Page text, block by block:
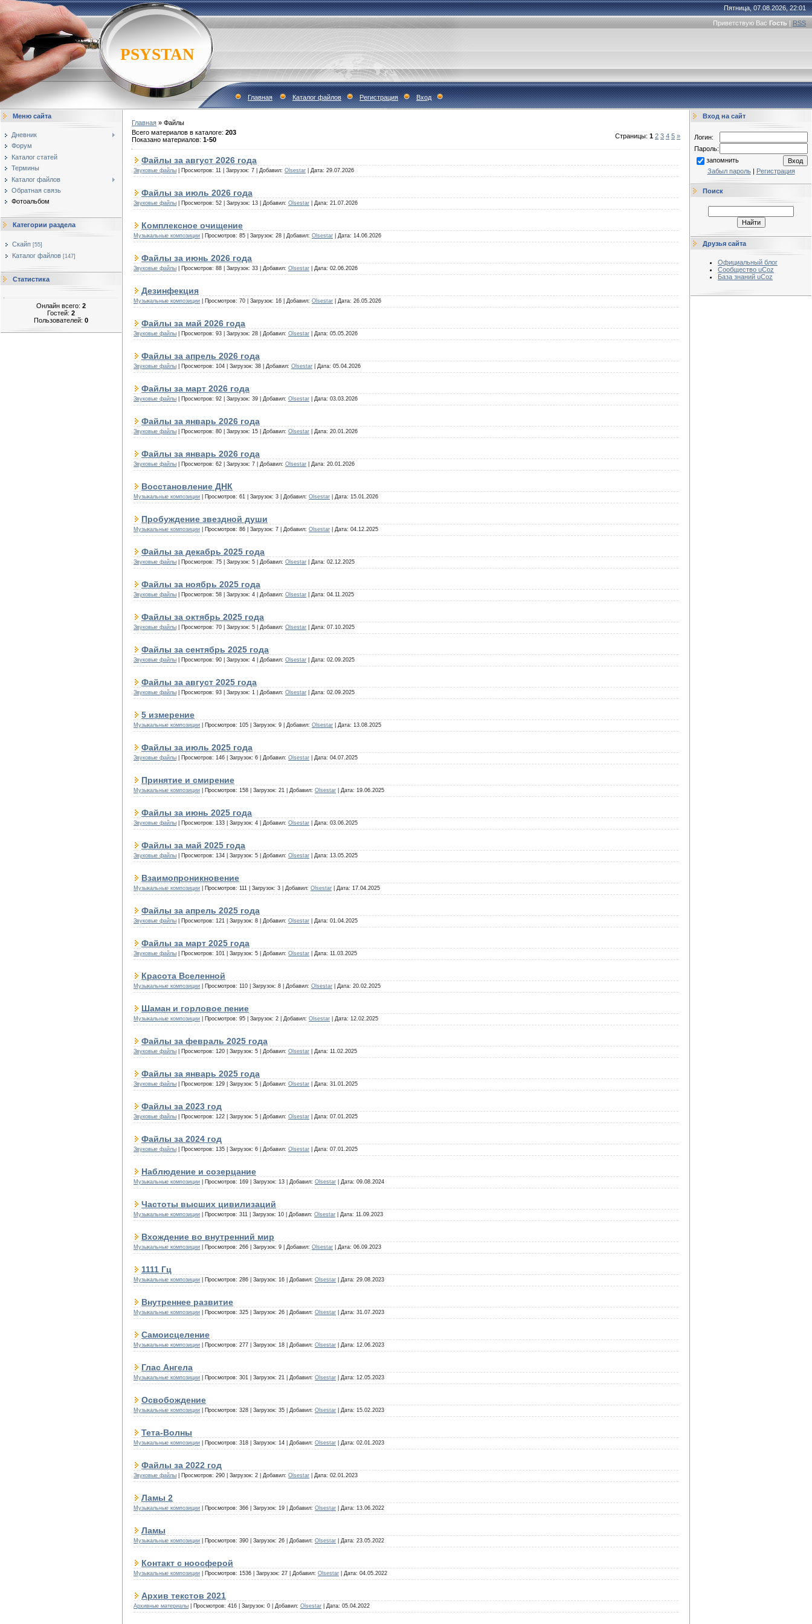
PSYSTAN
Пятница, 07.08.2026, 22:01
Приветствую Вас Гость | RSS
Главная Каталог файлов Регистрация Вход
Меню сайта
Дневник
Форум
Каталог статей
Термины
Каталог файлов
Обратная связь
Фотоальбом
Категории раздела
Скайп [55]
Каталог файлов [147]
Статистика
Онлайн всего: 2
Гостей: 2
Пользователей: 0
Главная » Файлы
Всего материалов в каталоге: 203
Показано материалов: 1-50 Страницы: 1 2 3 4 5 »
Файлы за август 2026 года
Звуковые файлы Просмотров: 11 Загрузок: 7 Добавил: Olsestar Дата: 29.07.2026
Файлы за июль 2026 года
Звуковые файлы Просмотров: 52 Загрузок: 13 Добавил: Olsestar Дата: 21.07.2026
Комплексное очищение
Музыкальные композиции Просмотров: 85 Загрузок: 28 Добавил: Olsestar Дата: 14.06.2026
Файлы за июнь 2026 года
Звуковые файлы Просмотров: 88 Загрузок: 33 Добавил: Olsestar Дата: 02.06.2026
Дезинфекция
Музыкальные композиции Просмотров: 70 Загрузок: 16 Добавил: Olsestar Дата: 26.05.2026
Файлы за май 2026 года
Звуковые файлы Просмотров: 93 Загрузок: 28 Добавил: Olsestar Дата: 05.05.2026
Файлы за апрель 2026 года
Звуковые файлы Просмотров: 104 Загрузок: 38 Добавил: Olsestar Дата: 05.04.2026
Файлы за март 2026 года
Звуковые файлы Просмотров: 92 Загрузок: 39 Добавил: Olsestar Дата: 03.03.2026
Файлы за январь 2026 года
Звуковые файлы Просмотров: 80 Загрузок: 15 Добавил: Olsestar Дата: 20.01.2026
Файлы за январь 2026 года
Звуковые файлы Просмотров: 62 Загрузок: 7 Добавил: Olsestar Дата: 20.01.2026
Восстановление ДНК
Музыкальные композиции Просмотров: 61 Загрузок: 3 Добавил: Olsestar Дата: 15.01.2026
Пробуждение звездной души
Музыкальные композиции Просмотров: 86 Загрузок: 7 Добавил: Olsestar Дата: 04.12.2025
Файлы за декабрь 2025 года
Звуковые файлы Просмотров: 75 Загрузок: 5 Добавил: Olsestar Дата: 02.12.2025
Файлы за ноябрь 2025 года
Звуковые файлы Просмотров: 58 Загрузок: 4 Добавил: Olsestar Дата: 04.11.2025
Файлы за октябрь 2025 года
Звуковые файлы Просмотров: 70 Загрузок: 5 Добавил: Olsestar Дата: 07.10.2025
Файлы за сентябрь 2025 года
Звуковые файлы Просмотров: 90 Загрузок: 4 Добавил: Olsestar Дата: 02.09.2025
Файлы за август 2025 года
Звуковые файлы Просмотров: 93 Загрузок: 1 Добавил: Olsestar Дата: 02.09.2025
5 измерение
Музыкальные композиции Просмотров: 105 Загрузок: 9 Добавил: Olsestar Дата: 13.08.2025
Файлы за июль 2025 года
Звуковые файлы Просмотров: 146 Загрузок: 6 Добавил: Olsestar Дата: 04.07.2025
Принятие и смирение
Музыкальные композиции Просмотров: 158 Загрузок: 21 Добавил: Olsestar Дата: 19.06.2025
Файлы за июнь 2025 года
Звуковые файлы Просмотров: 133 Загрузок: 4 Добавил: Olsestar Дата: 03.06.2025
Файлы за май 2025 года
Звуковые файлы Просмотров: 134 Загрузок: 5 Добавил: Olsestar Дата: 13.05.2025
Взаимопроникновение
Музыкальные композиции Просмотров: 111 Загрузок: 3 Добавил: Olsestar Дата: 17.04.2025
Файлы за апрель 2025 года
Звуковые файлы Просмотров: 121 Загрузок: 8 Добавил: Olsestar Дата: 01.04.2025
Файлы за март 2025 года
Звуковые файлы Просмотров: 101 Загрузок: 5 Добавил: Olsestar Дата: 11.03.2025
Красота Вселенной
Музыкальные композиции Просмотров: 110 Загрузок: 8 Добавил: Olsestar Дата: 20.02.2025
Шаман и горловое пение
Музыкальные композиции Просмотров: 95 Загрузок: 2 Добавил: Olsestar Дата: 12.02.2025
Файлы за февраль 2025 года
Звуковые файлы Просмотров: 120 Загрузок: 5 Добавил: Olsestar Дата: 11.02.2025
Файлы за январь 2025 года
Звуковые файлы Просмотров: 129 Загрузок: 5 Добавил: Olsestar Дата: 31.01.2025
Файлы за 2023 год
Звуковые файлы Просмотров: 122 Загрузок: 5 Добавил: Olsestar Дата: 07.01.2025
Файлы за 2024 год
Звуковые файлы Просмотров: 135 Загрузок: 6 Добавил: Olsestar Дата: 07.01.2025
Наблюдение и созерцание
Музыкальные композиции Просмотров: 169 Загрузок: 13 Добавил: Olsestar Дата: 09.08.2024
Частоты высших цивилизаций
Музыкальные композиции Просмотров: 311 Загрузок: 10 Добавил: Olsestar Дата: 11.09.2023
Вхождение во внутренний мир
Музыкальные композиции Просмотров: 266 Загрузок: 9 Добавил: Olsestar Дата: 06.09.2023
1111 Гц
Музыкальные композиции Просмотров: 286 Загрузок: 16 Добавил: Olsestar Дата: 29.08.2023
Внутреннее развитие
Музыкальные композиции Просмотров: 325 Загрузок: 26 Добавил: Olsestar Дата: 31.07.2023
Самоисцеление
Музыкальные композиции Просмотров: 277 Загрузок: 18 Добавил: Olsestar Дата: 12.06.2023
Глас Ангела
Музыкальные композиции Просмотров: 301 Загрузок: 21 Добавил: Olsestar Дата: 12.05.2023
Освобождение
Музыкальные композиции Просмотров: 328 Загрузок: 35 Добавил: Olsestar Дата: 15.02.2023
Тета-Волны
Музыкальные композиции Просмотров: 318 Загрузок: 14 Добавил: Olsestar Дата: 02.01.2023
Файлы за 2022 год
Звуковые файлы Просмотров: 290 Загрузок: 2 Добавил: Olsestar Дата: 02.01.2023
Ламы 2
Музыкальные композиции Просмотров: 366 Загрузок: 19 Добавил: Olsestar Дата: 13.06.2022
Ламы
Музыкальные композиции Просмотров: 390 Загрузок: 26 Добавил: Olsestar Дата: 23.05.2022
Контакт с ноосферой
Музыкальные композиции Просмотров: 1536 Загрузок: 27 Добавил: Olsestar Дата: 04.05.2022
Архив текстов 2021
Архивные материалы Просмотров: 416 Загрузок: 0 Добавил: Olsestar Дата: 05.04.2022
Вход на сайт
Логин:
Пароль:
запомнить
Забыл пароль| Регистрация
Поиск
Друзья сайта
Официальный блог
Сообщество uCoz
База знаний uCoz